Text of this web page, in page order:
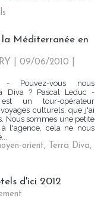
la Méditerranée en
| 09/06/2010
- Pouvez-vous nous
Diva ? Pascal Leduc -
un tour-opérateur
culturels, que j'ai
Nous sommes une petite
l'agence, cela ne nous
orient, Terra Diva,
d'ici 2012